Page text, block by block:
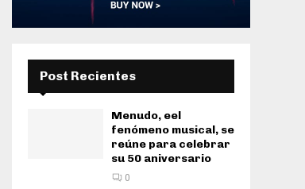
Post Recientes
Menudo, eel
fenómeno musical, se
reúne para celebrar
su 50 aniversario
0